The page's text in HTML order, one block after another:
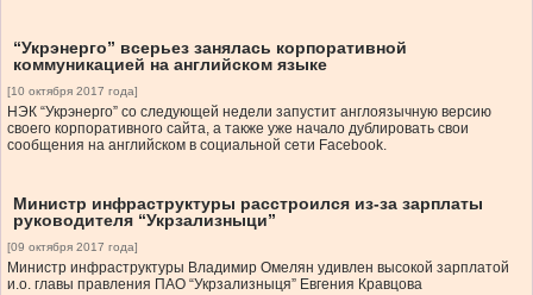
“Укрэнерго” всерьез занялась корпоративной
коммуникацией на английском языке
[10 октября 2017 года]
НЭК “Укрэнерго” со следующей недели запустит англоязычную версию
своего корпоративного сайта, а также уже начало дублировать свои
сообщения на английском в социальной сети Facebook.
Министр инфраструктуры расстроился из-за зарплаты
руководителя “Укрзализныци”
[09 октября 2017 года]
Министр инфраструктуры Владимир Омелян удивлен высокой зарплатой
и.о. главы правления ПАО “Укрзализныця” Евгения Кравцова